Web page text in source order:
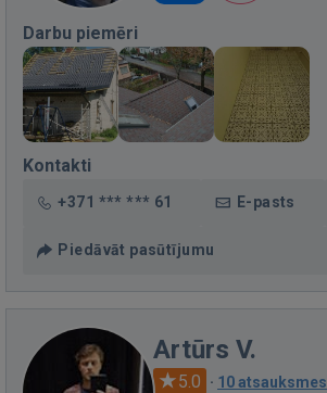
Darbu piemēri
Kontakti
+371 *** *** 61 E-pasts
Piedāvāt pasūtījumu
Artūrs V.
5.0 · 10 atsauksmes